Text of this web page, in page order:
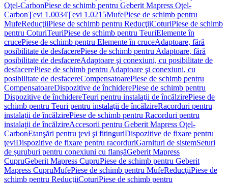
Oţel-CarbonPiese de schimb pentru Geberit Mapress Oţel-
CarbonŢevi 1.0034Ţevi 1.0215MufePiese de schimb pentru
MufeReducţiiPiese de schimb pentru ReducţiiCoturiPiese de schimb
pentru CoturiTeuriPiese de schimb pentru TeuriElemente în
crucePiese de schimb pentru Elemente în cruceAdaptoare, fără
posibilitate de desfacerePiese de schimb pentru Adaptoare, fără
posibilitate de desfacereAdaptoare şi conexiuni, cu posibilitate de
desfacerePiese de schimb pentru Adaptoare şi conexiuni, cu
posibilitate de desfacereCompensatoarePiese de schimb pentru
CompensatoareDispozitive de închiderePiese de schimb pentru
Dispozitive de închidereTeuri pentru instalaţii de încălzirePiese de
schimb pentru Teuri pentru instalaţii de încălzireRacorduri pentru
instalaţii de încălzirePiese de schimb pentru Racorduri pentru
instalaţii de încălzireAccesorii pentru Geberit Mapress Oţel-
CarbonEtanşări pentru ţevi şi fitinguriDispozitive de fixare pentru
ţeviDispozitive de fixare pentru racorduriGarnituri de sistemSeturi
de șuruburi pentru conexiuni cu flanșăGeberit Mapress
CupruGeberit Mapress CupruPiese de schimb pentru Geberit
Mapress CupruMufePiese de schimb pentru MufeReducţiiPiese de
schimb pentru ReducţiiCoturiPiese de schimb pentru